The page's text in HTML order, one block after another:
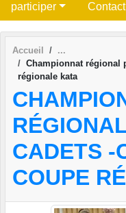
participer
Accueil
Championnat régional
régionale kata
CADETS -
COUPE